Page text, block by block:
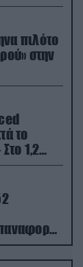
πιλότο
στην
το
1,2